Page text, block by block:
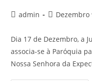
admin Dezembro
Dia 17 de Dezembro, a
associa-se à Paróquia
Nossa Senhora da